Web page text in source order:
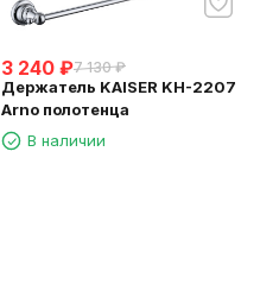
3 240 ₽7 130 ₽
Держатель KAISER KH-2207
Arno полотенца
В наличии